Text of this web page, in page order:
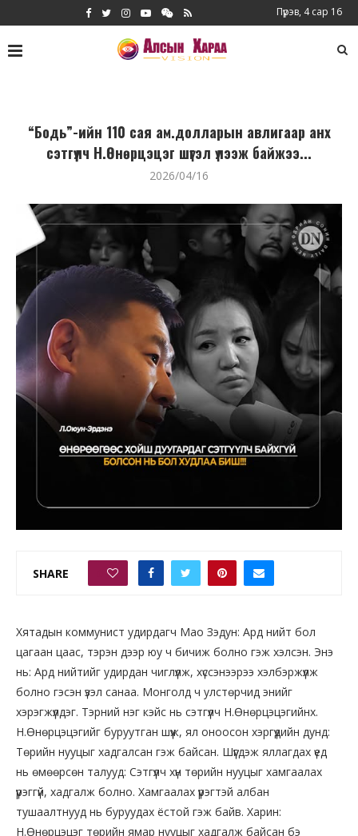
Пүрэв, 4 сар 16
“Бодь”-ийн 110 сая ам.долларын авлигаар анх
сэтгүүлч Н.Өнөрцэцэг шүгэл үлээж байжээ...
2026/04/16
SHARE
Хятадын коммунист удирдагч Мао Зэдун: Ард нийт бол
цагаан цаас, тэрэн дээр юу ч бичиж болно гэж хэлсэн. Энэ
нь: Ард нийтийг удирдан чиглүүлж, хүссэнээрээ хэлбэржүүлж
болно гэсэн үзэл санаа. Монголд ч улстөрчид энийг
хэрэгжүүлдэг. Тэрний нэг кэйс нь сэтгүүлч Н.Өнөрцэцэгийнх.
Н.Өнөрцэцэгийг буруутган шүүж, ял оноосон хэргүүдийн дунд:
Төрийн нууцыг хадгалсан гэж байсан. Шүүгдэж яллагдах үед
нь өмөөрсөн талууд: Сэтгүүлч хүн төрийн нууцыг хамгаалах
үүрэггүй, хадгалж болно. Хамгаалах үүрэгтэй албан
тушаалтнууд нь буруудах ёстой гэж байв. Харин:
Н.Өнөрцэцэг төрийн ямар нууцыг хадгалж байсан бэ